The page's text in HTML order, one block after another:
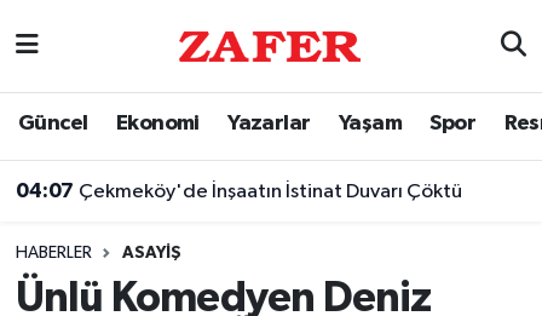
Güncel Ekonomi Yazarlar Yaşam Spor
04:07 Çekmeköy'de İnşaatın İstinat Duvarı Çöktü
HABERLER ASAYIŞ
Ünlü Komedyen Deniz
Nöbetçi Eczaneler
Trafik Durumu